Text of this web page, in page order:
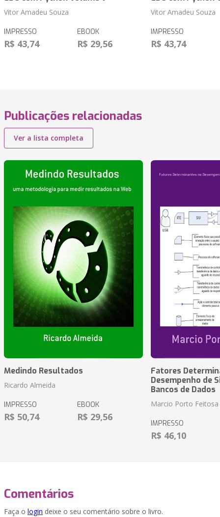
Vitor Amadeu Souza
IMPRESSO
R$ 43,74
EBOOK
R$ 29,56
Vitor Amadeu Souza
IMPRESSO
R$ 43,74
Publicações relacionadas
Ver a lista completa
Medindo Resultados
Ricardo Almeida
IMPRESSO
R$ 50,74
EBOOK
R$ 29,56
Fatores
Desempenho de
Bancos de Dados
Marcio Porto Feitosa
IMPRESSO
R$ 46,10
Comentários
Faça o login deixe o seu comentário sobre o livro.